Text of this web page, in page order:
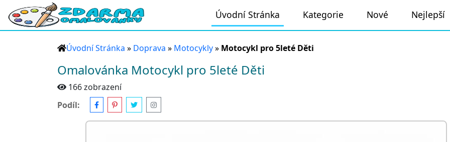
Úvodní Stránka Kategorie Nové Nejlepší
Úvodní Stránka » Doprava » Motocykly» Motocykl pro 5leté Děti
Omalovánka Motocykl pro 5leté Děti
166 zobrazení
Podíl: